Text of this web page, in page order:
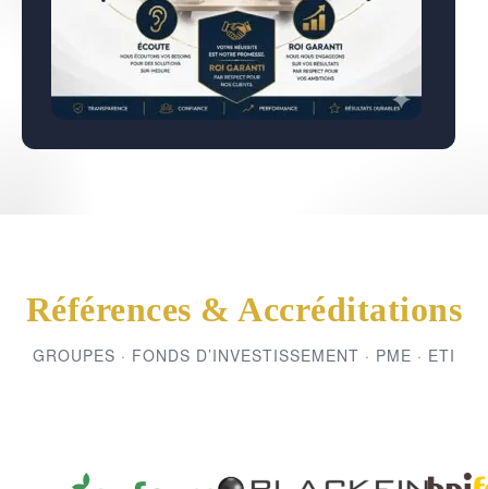
Références & Accréditations
GROUPES · FONDS D’INVESTISSEMENT · PME · ETI